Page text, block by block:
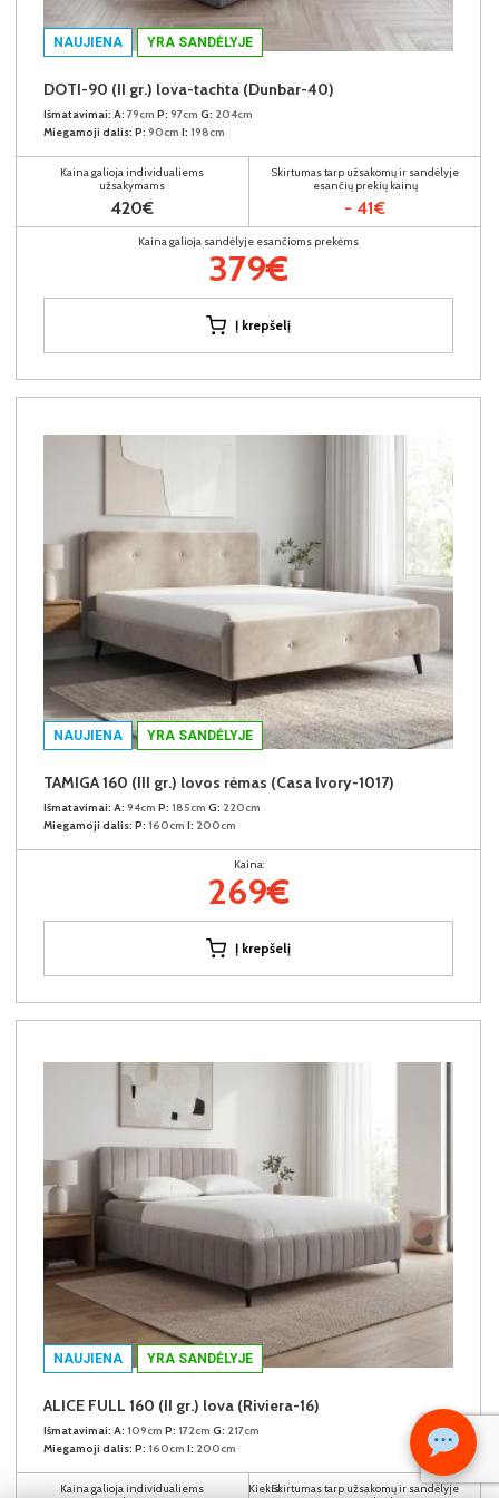
Kiekis:
NAUJIENA YRA SANDĖLYJE
DOTI-90 (II gr.) lova-tachta (Dunbar-40)
Išmatavimai: A: 79cm P: 97cm G: 204cm
Miegamoji dalis: P: 90cm I: 198cm
Kaina galioja individualiems
užsakymams
420€
Skirtumas tarp užsakomų ir sandėlyje
esančių prekių kainų
- 41€
Kaina galioja sandėlyje esančioms prekėms
379€
Į krepšelį
NAUJIENA YRA SANDĖLYJE
TAMIGA 160 (III gr.) lovos rėmas (Casa Ivory-1017)
Išmatavimai: A: 94cm P: 185cm G: 220cm
Miegamoji dalis: P: 160cm I: 200cm
Kaina:
269€
Į krepšelį
NAUJIENA YRA SANDĖLYJE
ALICE FULL 160 (II gr.) lova (Riviera-16)
Išmatavimai: A: 109cm P: 172cm G: 217cm
Miegamoji dalis: P: 160cm I: 200cm
Kaina galioja individualiems
Skirtumas tarp užsakomų ir sandėlyje